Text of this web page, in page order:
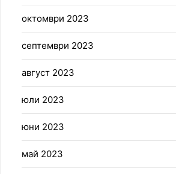
октомври 2023
септември 2023
август 2023
юли 2023
юни 2023
май 2023